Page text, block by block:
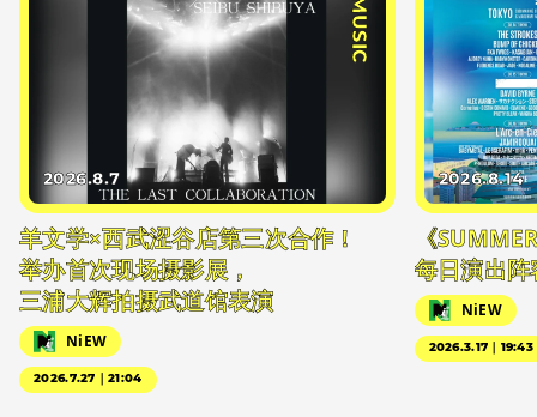
#MUSIC
2026.8.7
羊文学×西武涩谷店第三次合作！
举办首次现场摄影展，
三浦大辉拍摄武道馆表演
NiEW
2026.7.27｜21:04
2026.8.14
《
每日演出阵
NiEW
2026.3.17｜19:43